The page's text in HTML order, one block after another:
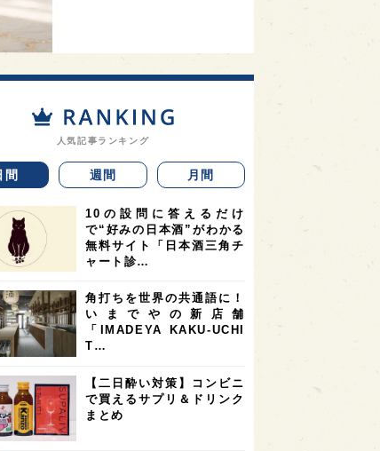
人気記事ランキング
間 週間 月間
10の設問に答えるだけ
で“好みの日本酒”がわかる
無料サイト「日本酒三角チ
ャート診…
角打ちを世界の共通語に！
いまでやの新店舗
「IMADEYA KAKU-UCHI
T…
【二日酔い対策】コンビニ
で買えるサプリ＆ドリンク
まとめ